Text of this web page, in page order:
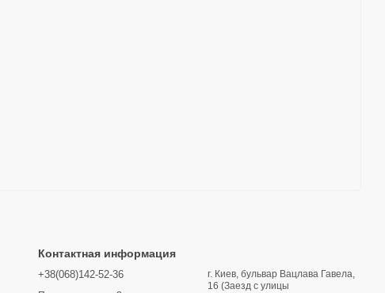
Контактная информация
+38(068)142-52-36
г. Киев, бульвар Вацлава Гавела,
16 (Заезд с улицы